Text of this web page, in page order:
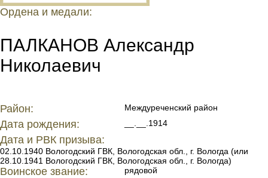
Ордена и медали:
ПАЛКАНОВ Александр
Николаевич
Район: Междуреченский район
Дата рождения: __.__.1914
Дата и РВК призыва:
02.10.1940 Вологодский ГВК, Вологодская обл., г. Вологда (или
28.10.1941 Вологодский ГВК, Вологодская обл., г. Вологда)
Воинское звание: рядовой